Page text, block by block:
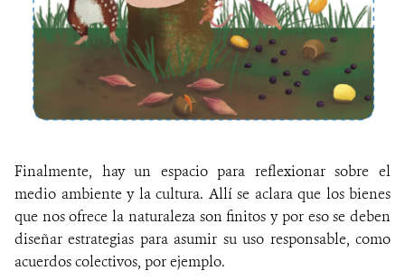
Finalmente, hay un espacio para reflexionar sobre el
medio ambiente y la cultura. Allí se aclara que los bienes
que nos ofrece la naturaleza son finitos y por eso se deben
diseñar estrategias para asumir su uso responsable, como
acuerdos colectivos, por ejemplo.